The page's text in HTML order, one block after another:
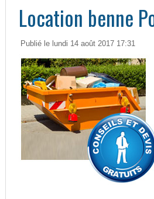
Location benne
Publié le lundi 14 août 2017 17:31